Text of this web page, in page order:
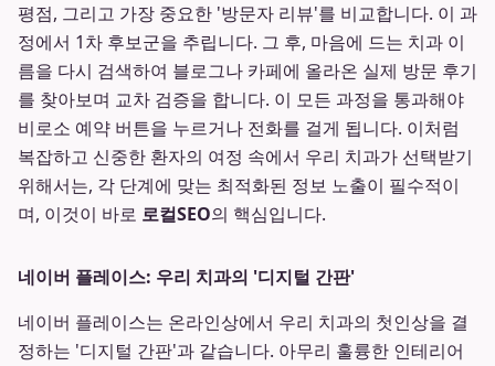
평점, 그리고 가장 중요한 '방문자 리뷰'를 비교합니다. 이 과
정에서 1차 후보군을 추립니다. 그 후, 마음에 드는 치과 이
름을 다시 검색하여 블로그나 카페에 올라온 실제 방문 후기
를 찾아보며 교차 검증을 합니다. 이 모든 과정을 통과해야
비로소 예약 버튼을 누르거나 전화를 걸게 됩니다. 이처럼
복잡하고 신중한 환자의 여정 속에서 우리 치과가 선택받기
위해서는, 각 단계에 맞는 최적화된 정보 노출이 필수적이
며, 이것이 바로 로컬SEO의 핵심입니다.
네이버 플레이스: 우리 치과의 '디지털 간판'
네이버 플레이스는 온라인상에서 우리 치과의 첫인상을 결
정하는 '디지털 간판'과 같습니다. 아무리 훌륭한 인테리어